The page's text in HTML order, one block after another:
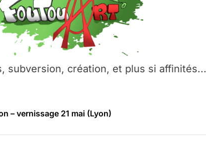
subversion, création, et plus si affinités...
– Samedi 18 juillet (Vaulx-en-Velin)
réalisé par Michaël Moretti & Pierre Lacôte
l’A412 à l’Établi (Haute-Savoie)
– 7 juin 2026 (Lyon 3ᵉ)
– Samedi 18 juillet (Vaulx-en-Velin)